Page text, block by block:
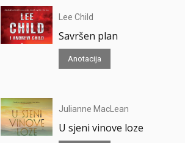
Lee Child
Savršen plan
Anotacija
Julianne MacLean
U sjeni vinove loze